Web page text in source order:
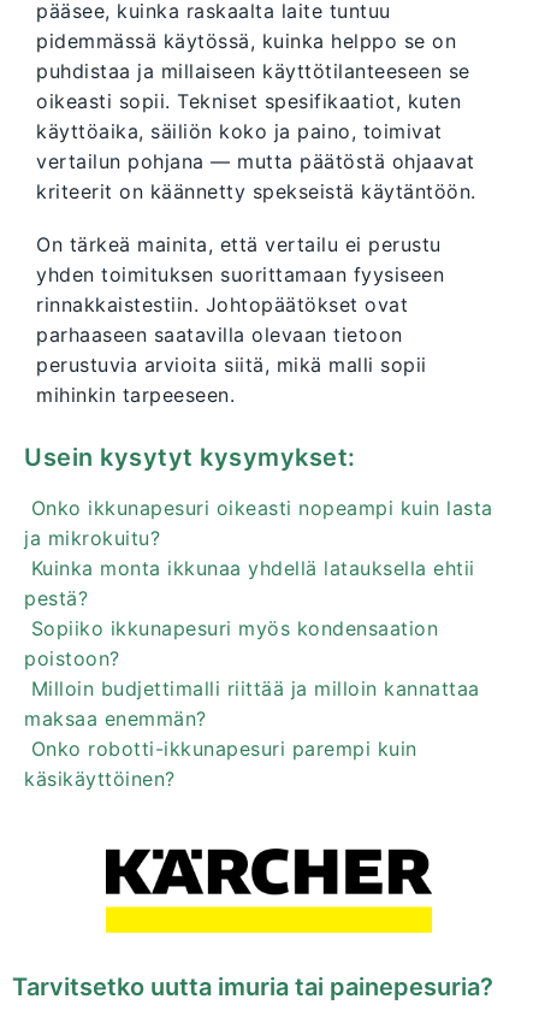
pääsee, kuinka raskaalta laite tuntuu
pidemmässä käytössä, kuinka helppo se on
puhdistaa ja millaiseen käyttötilanteeseen se
oikeasti sopii. Tekniset spesifikaatiot, kuten
käyttöaika, säiliön koko ja paino, toimivat
vertailun pohjana — mutta päätöstä ohjaavat
kriteerit on käännetty spekseistä käytäntöön.
On tärkeä mainita, että vertailu ei perustu
yhden toimituksen suorittamaan fyysiseen
rinnakkaistestiin. Johtopäätökset ovat
parhaaseen saatavilla olevaan tietoon
perustuvia arvioita siitä, mikä malli sopii
mihinkin tarpeeseen.
Usein kysytyt kysymykset:
Onko ikkunapesuri oikeasti nopeampi kuin lasta
ja mikrokuitu?
Kuinka monta ikkunaa yhdellä latauksella ehtii
pestä?
Sopiiko ikkunapesuri myös kondensaation
poistoon?
Milloin budjettimalli riittää ja milloin kannattaa
maksaa enemmän?
Onko robotti-ikkunapesuri parempi kuin
käsikäyttöinen?
Tarvitsetko uutta imuria tai painepesuria?